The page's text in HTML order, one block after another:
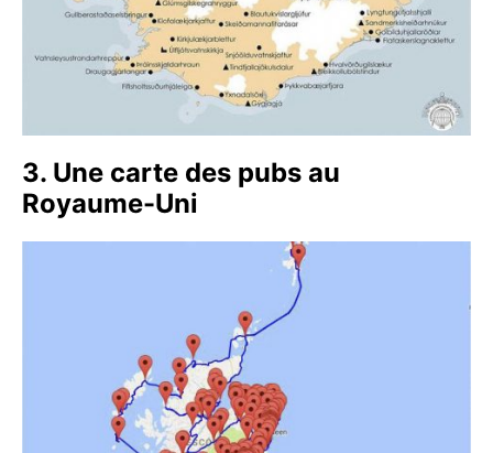
3. Une carte des pubs au
Royaume-Uni